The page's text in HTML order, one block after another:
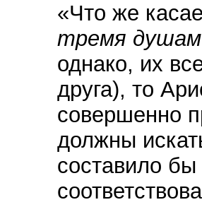
«Что же
тремя
однако, их
друга), то
совершенно
должны
составило бы